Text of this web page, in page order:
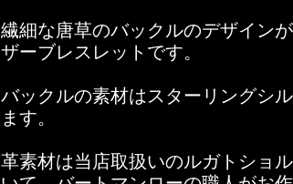
繊細な唐草のバックルのデザイン
ザーブレスレットです。
バックルの素材はスターリングシ
ます。
革素材は当店取扱いのルガトショ